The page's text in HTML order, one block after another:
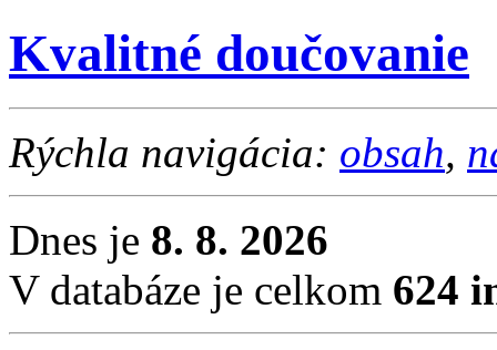
Kvalitné doučovanie
Rýchla navigácia: obsah,
Dnes je 8. 8. 2026
V databáze je celkom 624